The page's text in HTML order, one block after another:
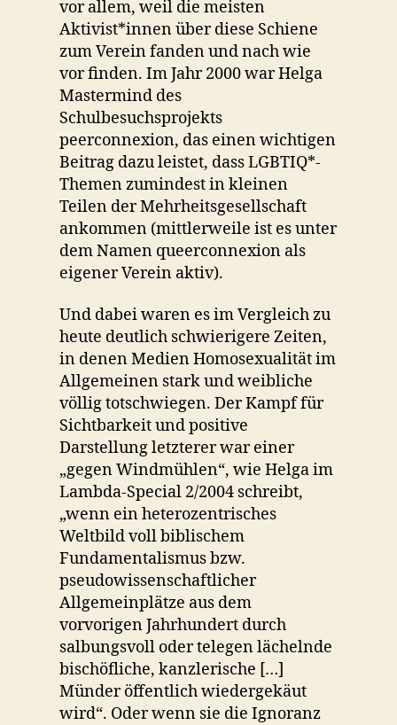
vor allem, weil die meisten
Aktivist*innen über diese Schiene
zum Verein fanden und nach wie
vor finden. Im Jahr 2000 war Helga
Mastermind des
Schulbesuchsprojekts
peerconnexion, das einen wichtigen
Beitrag dazu leistet, dass LGBTIQ*-
Themen zumindest in kleinen
Teilen der Mehrheitsgesellschaft
ankommen (mittlerweile ist es unter
dem Namen queerconnexion als
eigener Verein aktiv).
Und dabei waren es im Vergleich zu
heute deutlich schwierigere Zeiten,
in denen Medien Homosexualität im
Allgemeinen stark und weibliche
völlig totschwiegen. Der Kampf für
Sichtbarkeit und positive
Darstellung letzterer war einer
„gegen Windmühlen“, wie Helga im
Lambda-Special 2/2004 schreibt,
„wenn ein heterozentrisches
Weltbild voll biblischem
Fundamentalismus bzw.
pseudowissenschaftlicher
Allgemeinplätze aus dem
vorvorigen Jahrhundert durch
salbungsvoll oder telegen lächelnde
bischöfliche, kanzlerische […]
Münder öffentlich wiedergekäut
wird“. Oder wenn sie die Ignoranz